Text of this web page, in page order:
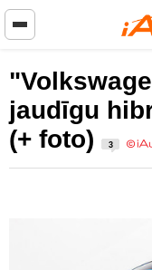
jaudīgu
(+ foto)
3